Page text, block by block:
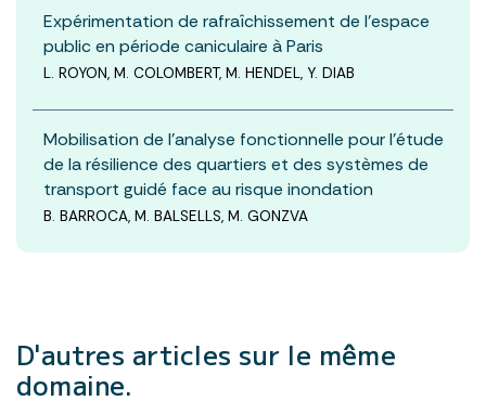
Expérimentation de rafraîchissement de l’espace
public en période caniculaire à Paris
L. ROYON, M. COLOMBERT, M. HENDEL, Y. DIAB
Mobilisation de l’analyse fonctionnelle pour l’étude
de la résilience des quartiers et des systèmes de
transport guidé face au risque inondation
B. BARROCA, M. BALSELLS, M. GONZVA
D'autres articles sur le même
domaine.